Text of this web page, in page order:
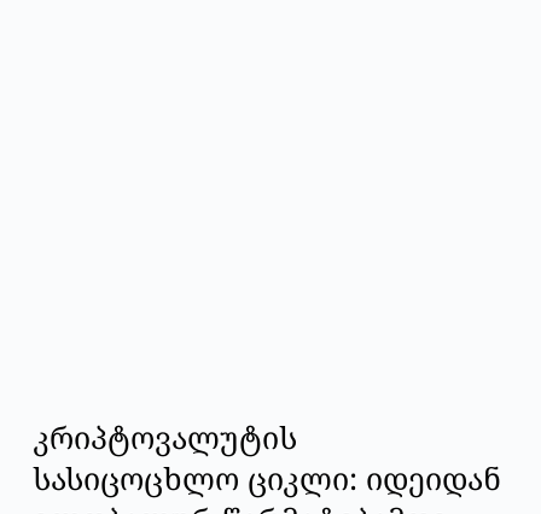
კრიპტოვალუტის
სასიცოცხლო ციკლი: იდეიდან